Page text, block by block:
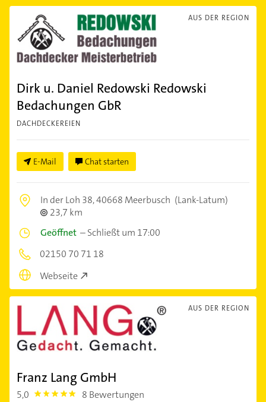
AUS DER REGION
Dirk u. Daniel Redowski Redowski
Bedachungen GbR
DACHDECKEREIEN
E-Mail Chat starten
In der Loh 38,40668 Meerbusch (Lank-Latum)
23,7 km
Geöffnet –Schließt um 17:00
02150 70 71 18
Webseite
AUS DER REGION
Franz Lang GmbH
5,0 5.0 8 Bewertungen